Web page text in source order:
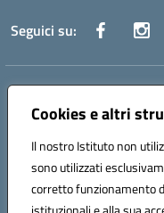
Cookies e altri
Il nostro Istituto non
sono utilizzati
corretto funzionamento
Seguici su:
Indirizzo:
Centralino:0823 742191
Codice fiscale: 93117040613
Codice meccanografico:
Codice Indice delle